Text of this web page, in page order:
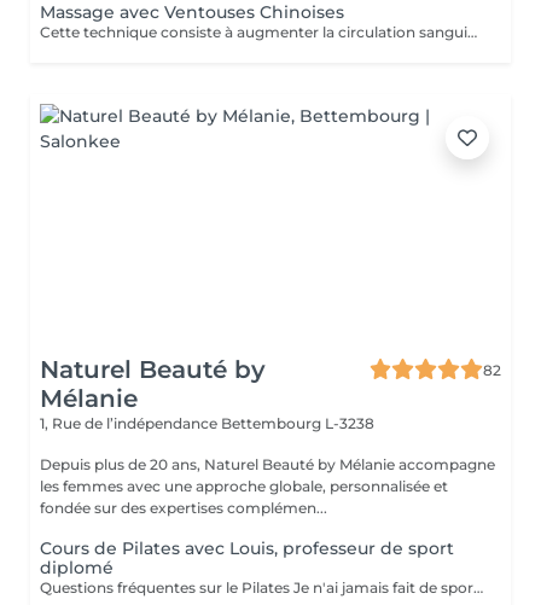
Massage avec Ventouses Chinoises
Cette technique consiste à augmenter la circulation sanguine. L'objectif est de créer un effet de succion qui favorisera la décongestion des tissus, l'évacuation des toxines et la mobilité des tissus. Prioritairement, cette pratique s'effectue sur le dos.
Naturel Beauté by
Mélanie
82
1, Rue de l’indépendance Bettembourg L-3238
Depuis plus de 20 ans, Naturel Beauté by Mélanie accompagne
les femmes avec une approche globale, personnalisée et
fondée sur des expertises complémen...
Cours de Pilates avec Louis, professeur de sport
diplomé
Questions fréquentes sur le Pilates Je n'ai jamais fait de sport, puis-je quand même commencer le Pilates ? Oui, absolument ! Le Pilates est une méthode douce et progressive. Chaque mouvement peut être adapté à votre niveau, que vous soyez débutante ou que vous repreniez après une longue pause. Le Pilates est-il adapté à la ménopause ? Oui, le Pilates est particulièrement recommandé pendant la ménopause. Il aide à préserver la masse musculaire, renforce le plancher pelvien, améliore la posture et soulage les douleurs articulaires. Il contribue aussi à mieux gérer le stress et les variations d'humeur. Est-ce que je vais transpirer ou perdre du poids avec le Pilates ? Le Pilates ne fait pas transpirer comme un cours de cardio, mais il tonifie en profondeur, affine la silhouette, améliore le métabolisme et vous aide à vous sentir plus légère, plus dynamique et plus à l'aise dans votre corps. Combien de personnes par cours ? Maximum 8 personnes. Je tiens à proposer un encadrement personnalisé, dans une ambiance conviviale et bienveillante. Que dois-je apporter pour le cours ? Une tenue confortable, une bouteille d'eau, un tapis et c'est tout ! Le matériel (ballons, élastiques...) est fourni. Témoignage d'une cliente Elles en parlent le mieux "À 52 ans, je cherchais une activité pour me remettre en mouvement sans me blesser. Les cours de Pilates avec Mélanie ont changé ma relation à mon corps. Je me tiens plus droite, j'ai moins mal au dos, et surtout je me sens bien dans ma peau. Merci pour ta douceur et ta bienveillance à chaque séance." Envie d'essayer ? Les cours , d'une durée de 50 minutes,ont lieu au Centre Naturel Beauté by Mélanie avec Louis professeur de sport diplomé Les mardis à 18h Les jeudi à 14h Les samedis à 9h